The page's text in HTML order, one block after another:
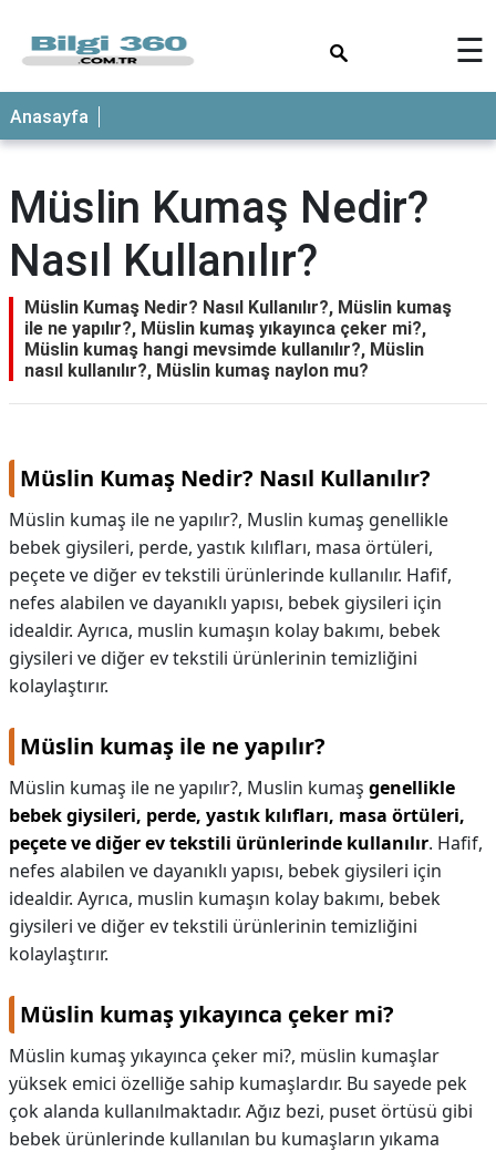
ANASAYFA
☰
Anasayfa
Müslin Kumaş Nedir?
Nasıl Kullanılır?
Müslin Kumaş Nedir? Nasıl Kullanılır?, Müslin kumaş
ile ne yapılır?, Müslin kumaş yıkayınca çeker mi?,
Müslin kumaş hangi mevsimde kullanılır?, Müslin
nasıl kullanılır?, Müslin kumaş naylon mu?
Müslin Kumaş Nedir? Nasıl Kullanılır?
Müslin kumaş ile ne yapılır?, Muslin kumaş genellikle
bebek giysileri, perde, yastık kılıfları, masa örtüleri,
peçete ve diğer ev tekstili ürünlerinde kullanılır. Hafif,
nefes alabilen ve dayanıklı yapısı, bebek giysileri için
idealdir. Ayrıca, muslin kumaşın kolay bakımı, bebek
giysileri ve diğer ev tekstili ürünlerinin temizliğini
kolaylaştırır.
Müslin kumaş ile ne yapılır?
Müslin kumaş ile ne yapılır?, Muslin kumaş genellikle
bebek giysileri, perde, yastık kılıfları, masa örtüleri,
peçete ve diğer ev tekstili ürünlerinde kullanılır. Hafif,
nefes alabilen ve dayanıklı yapısı, bebek giysileri için
idealdir. Ayrıca, muslin kumaşın kolay bakımı, bebek
giysileri ve diğer ev tekstili ürünlerinin temizliğini
kolaylaştırır.
Müslin kumaş yıkayınca çeker mi?
Müslin kumaş yıkayınca çeker mi?, müslin kumaşlar
yüksek emici özelliğe sahip kumaşlardır. Bu sayede pek
çok alanda kullanılmaktadır. Ağız bezi, puset örtüsü gibi
bebek ürünlerinde kullanılan bu kumaşların yıkama